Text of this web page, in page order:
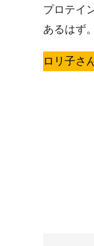
プロテイ
あるはず
ロリ子さ